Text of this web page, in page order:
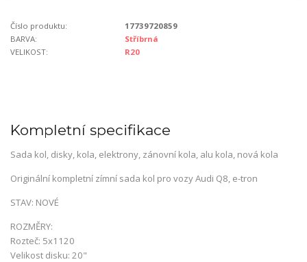
Číslo produktu:
17739720859
BARVA:
Stříbrná
VELIKOST:
R20
Kompletní specifikace
Sada kol, disky, kola, elektrony, zánovní kola, alu kola, nová kola
Originální kompletní zímní sada kol pro vozy Audi Q8, e-tron
STAV: NOVÉ
ROZMĚRY:
Rozteč: 5x1120
Velikost disku: 20"